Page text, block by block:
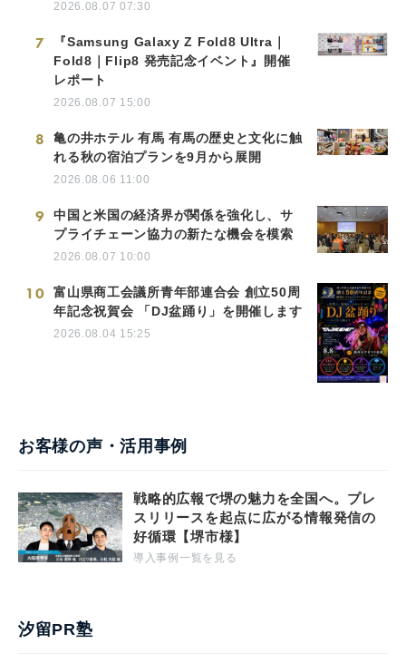
2026.08.07 07:30
7
『Samsung Galaxy Z Fold8 Ultra｜
Fold8｜Flip8 発売記念イベント』開催
レポート
2026.08.07 15:00
8
亀の井ホテル 有馬 有馬の歴史と文化に触
れる秋の宿泊プランを9月から展開
2026.08.06 11:00
9
中国と米国の経済界が関係を強化し、サ
プライチェーン協力の新たな機会を模索
2026.08.07 10:00
10
富山県商工会議所青年部連合会 創立50周
年記念祝賀会 「DJ盆踊り」を開催します
2026.08.04 15:25
お客様の声・活用事例
戦略的広報で堺の魅力を全国へ。プレ
スリリースを起点に広がる情報発信の
好循環【堺市様】
導入事例一覧を見る
汐留PR塾